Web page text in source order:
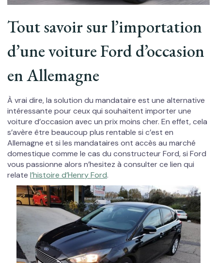
Tout savoir sur l’importation
d’une voiture Ford d’occasion
en Allemagne
À vrai dire, la solution du mandataire est une alternative
intéressante pour ceux qui souhaitent importer une
voiture d’occasion avec un prix moins cher. En effet, cela
s’avère être beaucoup plus rentable si c’est en
Allemagne et si les mandataires ont accès au marché
domestique comme le cas du constructeur Ford, si Ford
vous passionne alors n’hesitez à consulter ce lien qui
relate l’histoire d’Henry Ford.